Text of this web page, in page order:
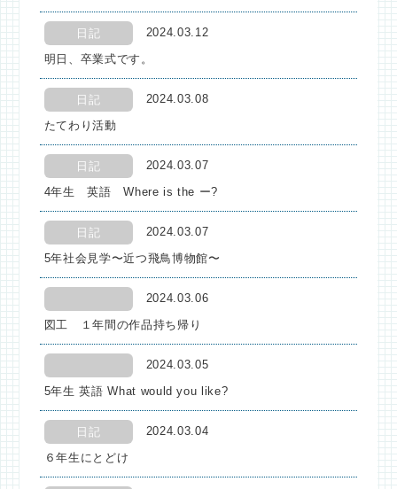
日記 2024.03.12
明日、卒業式です。
日記 2024.03.08
たてわり活動
日記 2024.03.07
4年生 英語 Where is the ー?
日記 2024.03.07
5年社会見学〜近つ飛鳥博物館〜
2024.03.06
図工 １年間の作品持ち帰り
2024.03.05
5年生 英語 What would you like?
日記 2024.03.04
６年生にとどけ